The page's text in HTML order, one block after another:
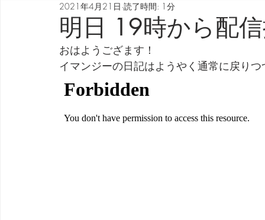
弦交換の記録 DTM 始める 知っておきたいコト
Imanjy Studio 使われているモノ 食べんじーの美味
明日 19時から配
2021年4月21日 読了時間: 1分
おはようござます！
イマンジーの日記はようやく通常に戻りつ